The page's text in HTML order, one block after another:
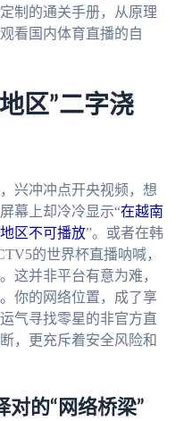
制的通关手册，从原理
看国内体育直播的自
区”二字浇
兴冲冲点开央视频，想
幕上却冷冷显示“在越南
区不可播放”。或者在韩
的世界杯直播呐喊，
这并非平台有意为难，
你的网络位置，成了享
气寻找零星的非官方直
，更充斥着安全风险和
对的“网络桥梁”